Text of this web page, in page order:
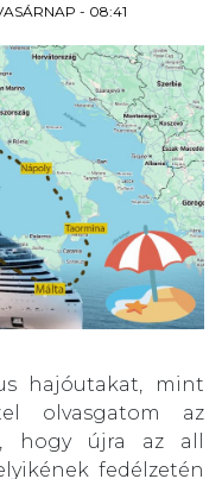
- 08:41
hajóutakat, mint
olvasgatom az
hogy újra az all
fedélzetén